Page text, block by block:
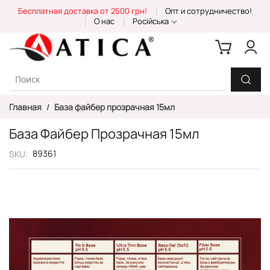
Content
Бесплатная доставка от 2500 грн!
Опт и сотрудничество!
О нас
Російська
Главная База файбер прозрачная 15мл
База Файбер Прозрачная 15мл
SKU 89361
галереям
изображений